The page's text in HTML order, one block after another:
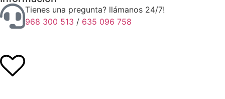
Tienes una pregunta? llámanos 24/7!
968 300 513 / 635 096 758